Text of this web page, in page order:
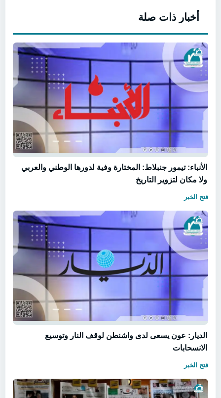
أخبار ذات صلة
الأنباء: تيمور جنبلاط: المختارة وفية لدورها الوطني والعربي
ولا مكان لتزوير التاريخ
فتح الخبر
الديار: عون يسعى لدى واشنطن لوقف النار وتوسيع
الانسحابات
فتح الخبر